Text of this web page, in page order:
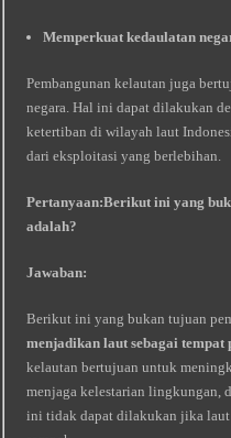
Memperkuat kedaulatan
Pembangunan kelautan juga
negara. Hal ini dapat dilakukan
ketertiban di wilayah laut
dari eksploitasi yang berlebihan.
Pertanyaan:Berikut ini yang
adalah?
Jawaban:
Berikut ini yang bukan tujuan
menjadikan laut sebagai tempat
kelautan bertujuan untuk
menjaga kelestarian lingkungan,
ini tidak dapat dilakukan jika laut